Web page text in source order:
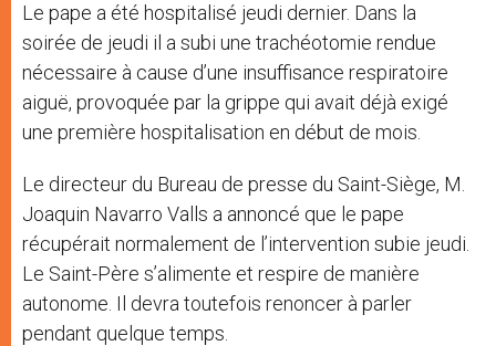
Le pape a été hospitalisé jeudi dernier. Dans la
soirée de jeudi il a subi une trachéotomie rendue
nécessaire à cause d’une insuffisance respiratoire
aiguë, provoquée par la grippe qui avait déjà exigé
une première hospitalisation en début de mois.
Le directeur du Bureau de presse du Saint-Siège, M.
Joaquin Navarro Valls a annoncé que le pape
récupérait normalement de l’intervention subie jeudi.
Le Saint-Père s’alimente et respire de manière
autonome. Il devra toutefois renoncer à parler
pendant quelque temps.